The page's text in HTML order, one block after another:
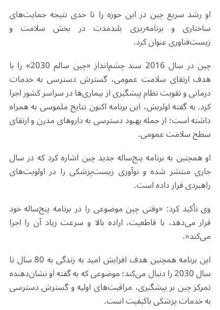
او رشد سریع چین در این حوزه را تا حدی نتیجه حمایت‌های
ساختاری و برنامه‌ریزی بلندمدت در بخش سلامت و
زیست‌فناوری عنوان کرد.
چین در سال 2016 سند چشم‌انداز «چین سالم 2030» را با
هدف ارتقای سلامت عمومی، گسترش دسترسی به خدمات
درمانی و تقویت نظام پیشگیری از بیماری‌ها در سراسر کشور اجرا
کرد. به گفته اولریش، این برنامه اکنون نتایج ملموسی به همراه
داشته است؛ از جمله بهبود دسترسی به داروهای مدرن و ارتقای
سطح سلامت عمومی.
او همچنین به برنامه پنج‌ساله جدید چین اشاره کرد که در سال
جاری منتشر شده و نوآوری زیست‌پزشکی را در اولویت‌های
راهبردی قرار داده است.
وی تأکید کرد: «وقتی چین موضوعی را در برنامه پنج‌ساله خود
قرار می‌دهد، با قاطعیت، اراده بالا و سرعت زیاد آن را اجرا
می‌کند.»
این برنامه همچنین هدف افزایش امید به زندگی به 80 سال تا
سال 2030 را دنبال می‌کند؛ موضوعی که به گفته او نشان‌دهنده
تمرکز چین بر پیشگیری، مراقبت‌های اولیه و گسترش دسترسی
به خدمات پزشکی باکیفیت است.